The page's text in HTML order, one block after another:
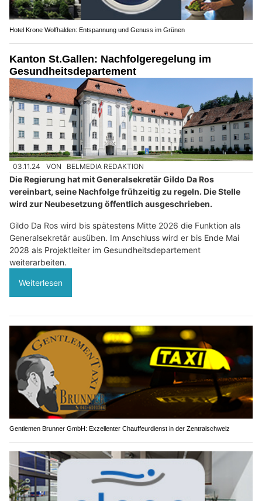
Hotel Krone Wolfhalden: Entspannung und Genuss im Grünen
Kanton St.Gallen: Nachfolgeregelung im
Gesundheitsdepartement
03.11.24 VON BELMEDIA REDAKTION
Die Regierung hat mit Generalsekretär Gildo Da Ros
vereinbart, seine Nachfolge frühzeitig zu regeln. Die Stelle
wird zur Neubesetzung öffentlich ausgeschrieben.
Gildo Da Ros wird bis spätestens Mitte 2026 die Funktion als
Generalsekretär ausüben. Im Anschluss wird er bis Ende Mai
2028 als Projektleiter im Gesundheitsdepartement
weiterarbeiten.
Weiterlesen
Gentlemen Brunner GmbH: Exzellenter Chauffeurdienst in der Zentralschweiz